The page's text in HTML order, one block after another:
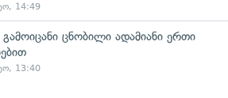
14:49
გამოიცანი ცნობილი ადამიანი ერთი
13:40